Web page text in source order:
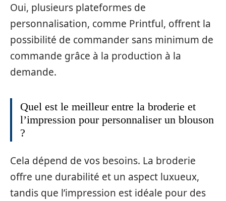
Oui, plusieurs plateformes de
personnalisation, comme Printful, offrent la
possibilité de commander sans minimum de
commande grâce à la production à la
demande.
Quel est le meilleur entre la broderie et
l’impression pour personnaliser un blouson
?
Cela dépend de vos besoins. La broderie
offre une durabilité et un aspect luxueux,
tandis que l’impression est idéale pour des